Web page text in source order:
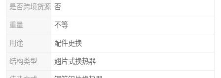
是否跨境货源 否
重量 不等
用途 配件更换
结构类型 翅片式换热器